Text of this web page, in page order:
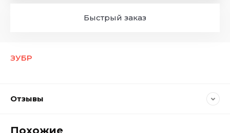
ЗУБР
Быстрый заказ
Отзывы
Похожие